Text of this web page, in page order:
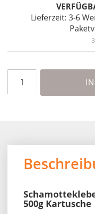
Lieferzeit: 3-6
500g Kartusche